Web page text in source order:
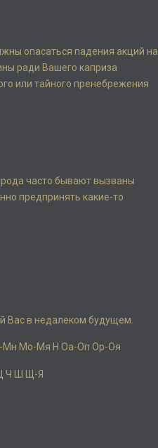
опасаться падения акций на
ради Вашего каприза
или тайного пренебрежения
рода часто бывают вызваны
предпринять какие-то
Вас в недалеком будущем.
Мн Мо-Мя Н Оа-Оп Ор-Оя
Ч Щ-Я